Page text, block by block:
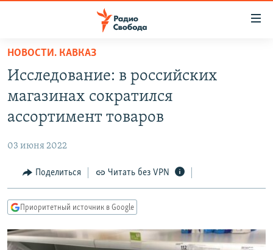
упрощенного
доступа
основному
Вернутся
Вернутся
поиску
ПОДКАСТЫ
АВТОРСКИЕ ПРОЕКТЫ
МНЕНИЯ
КУЛЬТУРА
КАВКАЗ.РЕАЛИИ
СЕВЕР.РЕАЛИИ
НОВОСТИ. КАВКАЗ
Исследование: в российских
магазинах сократился
ассортимент товаров
03 июня 2022
Поделиться Читать без VPN
Приоритетный источник в Google